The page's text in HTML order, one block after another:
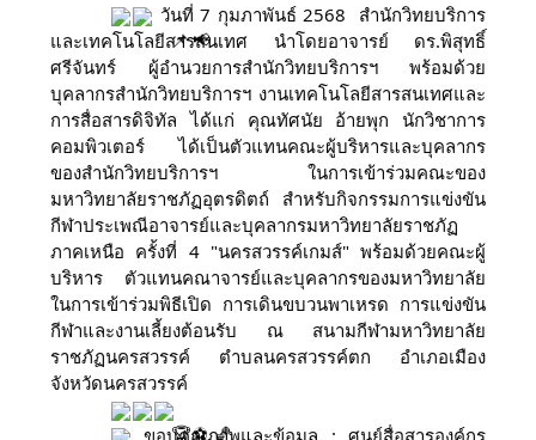
วันที่ 7 กุมภาพันธ์ 2568  สำนักวิทยบริการ
และเทคโนโลยีสารสนเทศ นำโดยอาจารย์ ดร.พิสุทธิ์
ศรีจันทร์ ผู้อำนวยการสำนักวิทยบริการฯ พร้อมด้วย
บุคลากรสำนักวิทยบริการฯ งานเทคโนโลยีสารสนเทศและ
การสื่อสารดิจิทัล ได้แก่ คุณทัศนัย อ้ายพุก นักวิชาการ
คอมพิวเตอร์ ได้เป็นตัวแทนคณะผู้บริหารและบุคลากร
ของสำนักวิทยบริการฯ ในการเข้าร่วมคณะของ
มหาวิทยาลัยราชภัฏอุตรดิตถ์ สำหรับกิจกรรมการแข่งขัน
กีฬาประเพณีอาจารย์และบุคลากรมหาวิทยาลัยราชภัฏ
ภาคเหนือ ครั้งที่ 4 "นครสวรรค์เกมส์" พร้อมด้วยคณะผู้
บริหาร ตัวแทนคณาจารย์และบุคลากรของมหาวิทยาลัย
ในการเข้าร่วมพิธีเปิด การเดินขบวนพาเหรด การแข่งขัน
กีฬาและงานเลี้ยงต้อนรับ ณ สนามกีฬามหาวิทยาลัย
ราชภัฏนครสวรรค์ ตำบลนครสวรรค์ตก อำเภอเมือง
จังหวัดนครสวรรค์
ขอบคุณภาพและข้อมูล : ศูนย์สื่อสารองค์กร